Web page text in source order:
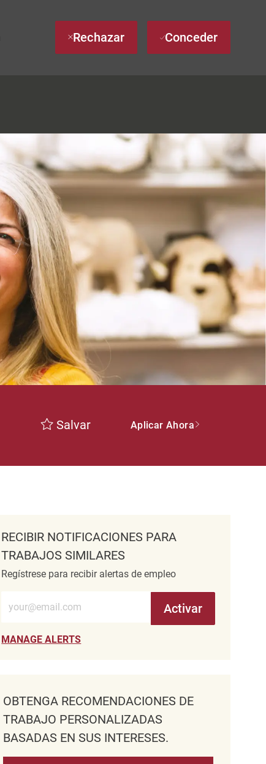
Rechazar Conceder
Salvar Aplicar Ahora
RECIBIR NOTIFICACIONES PARA
TRABAJOS SIMILARES
Regístrese para recibir alertas de empleo
Introduzca la dirección de correo electrónico (obligatorio)
Activar
MANAGE ALERTS
OBTENGA RECOMENDACIONES DE
TRABAJO PERSONALIZADAS
BASADAS EN SUS INTERESES.